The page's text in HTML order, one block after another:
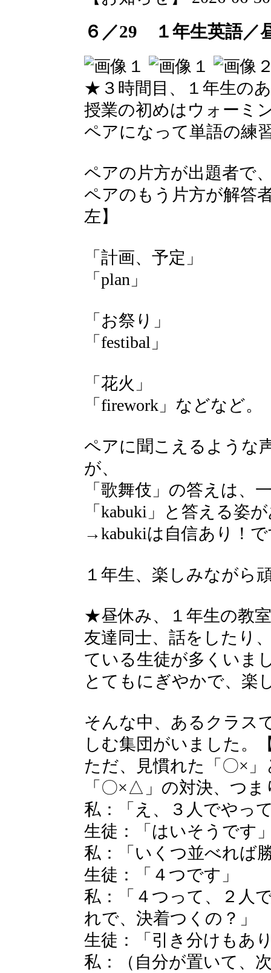
６／29 １年生英語／
★３時間目、１年生の
授業の初めはウォーミ
ペアになって単語の練
ペアの片方が出題者で
ペアのもう片方が解答
左】
「計画、予定」
「plan」
「お祭り」
「festibal」
「花火」
「firework」などなど。
ペアに聞こえるような
が、
「歌舞伎」の答えは、
「kabuki」と答える姿
→kabukiは自信あり！
１年生、楽しみながら
★昼休み、１年生の教
友達同士、話をしたり
ている生徒が多くいま
とてもにぎやかで、楽
そんな中、あるクラス
しむ集団がいました。
ただ、見慣れた「〇×
「〇×△」の対決、つ
私：「え、３人でやっ
生徒：「はいそうです
私：「いくつ並べれば
生徒：「４つです」
私：「４つって、２人
れで、決着つくの？」
生徒：「引き分けもあ
私：（自分が置いて、